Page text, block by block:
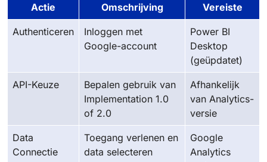
Actie Omschrijving Vereiste
Authenticeren
Inloggen met
Google-account
Power BI
Desktop
(geüpdatet)
API-Keuze
Bepalen gebruik van
Implementation 1.0
of 2.0
Afhankelijk
van Analytics-
versie
Data
Connectie
Toegang verlenen en
data selecteren
Google
Analytics